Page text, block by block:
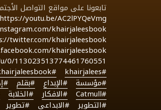
تابعونا على مواقع التواصل
https://youtu.be/AC2lPYQeVmg
khairjaleesbook
twitter.com/khairjaleesbook
khairjaleesbook
0/113023513774461760551
#khairjalees
#khairjaleesbook
#مؤسسة
#الإبداع #بقلم
#Catmull
#الافكار #الخلابة
#التطوير
#الابداعي #تطوير